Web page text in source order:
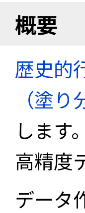
概要
歴史的
（塗り
します
高精度
データ